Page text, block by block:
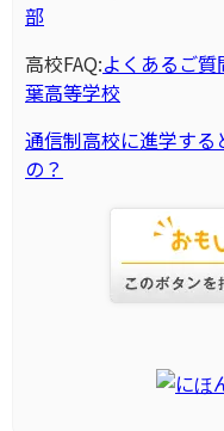
部
高校FAQ:よくあるご
葉高等学校
通信制高校に進学する
の？